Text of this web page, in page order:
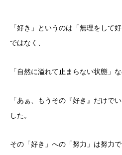
「好き」というのは「無理をして
ではなく、
「自然に溢れて止まらない状態」
「あぁ、もうその『好き』だけで
した。
その「好き」への「努力」は努力で